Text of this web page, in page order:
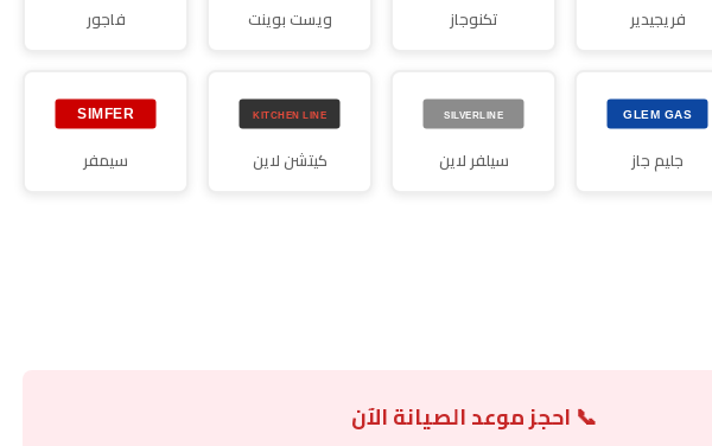
فريجيدير تكنوجاز ويست بوينت فاجور
جليم جاز سيلفر لاين كيتشن لاين سيمفر
📞 احجز موعد الصيانة الآن